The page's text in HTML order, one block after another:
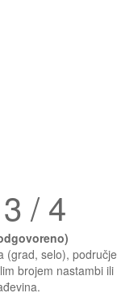
/ 4
(grad, selo), područje
brojem nastambi ili